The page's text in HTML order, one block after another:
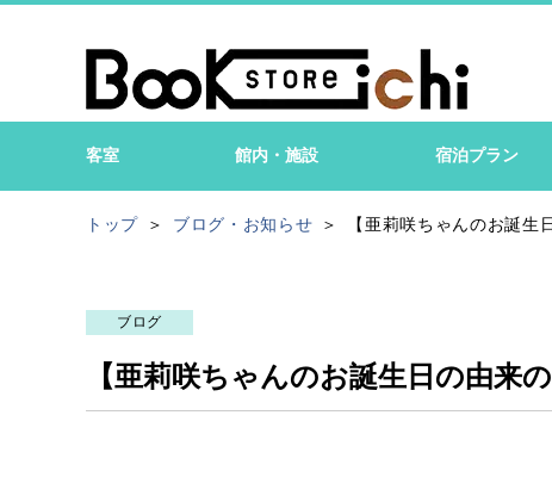
客室 館内・施設 宿泊プラン
トップ ブログ・お知らせ 【亜莉咲ちゃんのお誕生
ブログ
【亜莉咲ちゃんのお誕生日の由来の